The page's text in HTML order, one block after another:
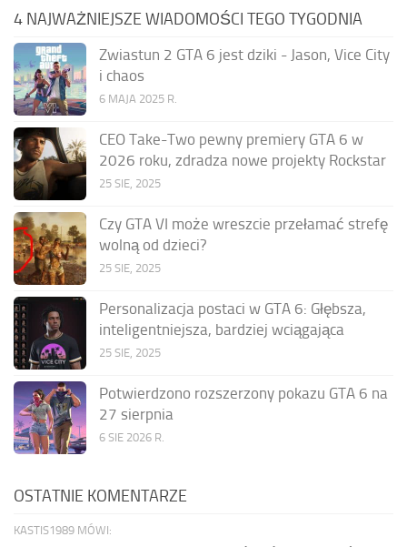
4 NAJWAŻNIEJSZE WIADOMOŚCI TEGO TYGODNIA
Zwiastun 2 GTA 6 jest dziki - Jason, Vice City
i chaos
6 MAJA 2025 R.
CEO Take-Two pewny premiery GTA 6 w
2026 roku, zdradza nowe projekty Rockstar
25 SIE, 2025
Czy GTA VI może wreszcie przełamać strefę
wolną od dzieci?
25 SIE, 2025
Personalizacja postaci w GTA 6: Głębsza,
inteligentniejsza, bardziej wciągająca
25 SIE, 2025
Potwierdzono rozszerzony pokazu GTA 6 na
27 sierpnia
6 SIE 2026 R.
OSTATNIE KOMENTARZE
KASTIS1989 MÓWI: